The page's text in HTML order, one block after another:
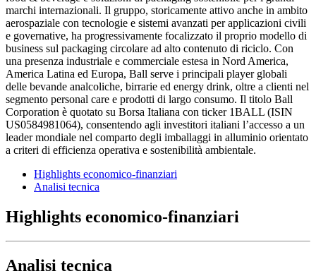
marchi internazionali. Il gruppo, storicamente attivo anche in ambito
aerospaziale con tecnologie e sistemi avanzati per applicazioni civili
e governative, ha progressivamente focalizzato il proprio modello di
business sul packaging circolare ad alto contenuto di riciclo. Con
una presenza industriale e commerciale estesa in Nord America,
America Latina ed Europa, Ball serve i principali player globali
delle bevande analcoliche, birrarie ed energy drink, oltre a clienti nel
segmento personal care e prodotti di largo consumo. Il titolo Ball
Corporation è quotato su Borsa Italiana con ticker 1BALL (ISIN
US0584981064), consentendo agli investitori italiani l’accesso a un
leader mondiale nel comparto degli imballaggi in alluminio orientato
a criteri di efficienza operativa e sostenibilità ambientale.
Highlights economico-finanziari
Analisi tecnica
Highlights economico-finanziari
Analisi tecnica